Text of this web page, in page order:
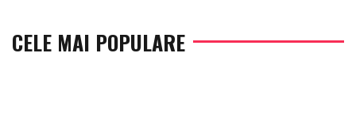
CELE MAI POPULARE